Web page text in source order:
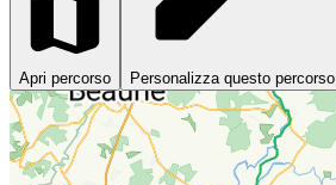
Apri percorso Personalizza questo percorso